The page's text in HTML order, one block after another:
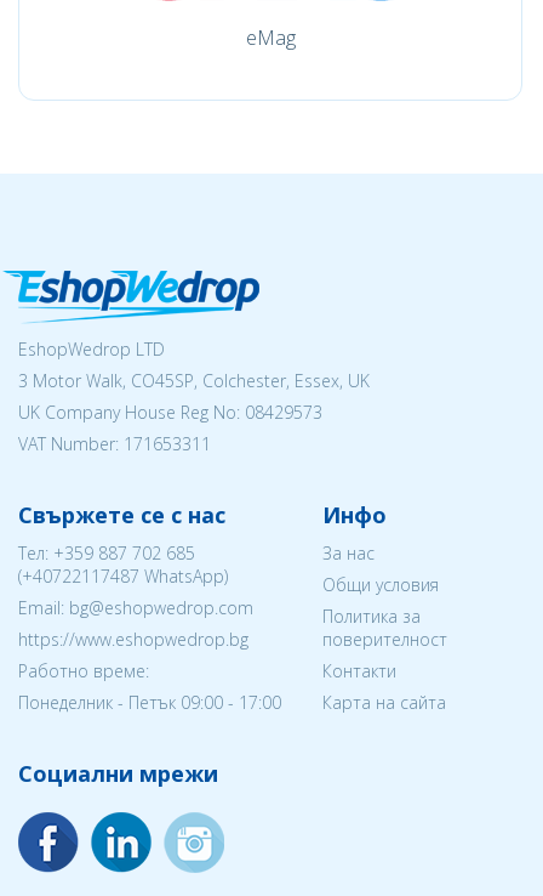
eMag
EshopWedrop LTD
3 Motor Walk, CO45SP, Colchester, Essex, UK
UK Company House Reg No: 08429573
VAT Number: 171653311
Свържете се с нас
Тел: +359 887 702 685
(+40722117487 WhatsApp)
Email: bg@eshopwedrop.com
https://www.eshopwedrop.bg
Работно време:
Понеделник - Петък 09:00 - 17:00
Инфо
За нас
Общи условия
Политика за
поверителност
Контакти
Карта на сайта
Социални мрежи